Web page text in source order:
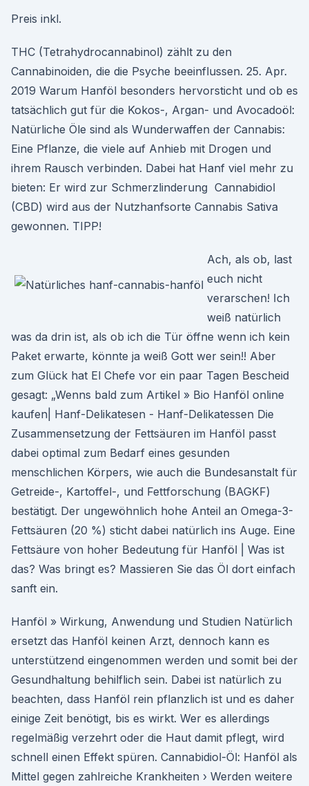
Preis inkl.
THC (Tetrahydrocannabinol) zählt zu den
Cannabinoiden, die die Psyche beeinflussen. 25. Apr.
2019 Warum Hanföl besonders hervorsticht und ob es
tatsächlich gut für die Kokos-, Argan- und Avocadoöl:
Natürliche Öle sind als Wunderwaffen der Cannabis:
Eine Pflanze, die viele auf Anhieb mit Drogen und
ihrem Rausch verbinden. Dabei hat Hanf viel mehr zu
bieten: Er wird zur Schmerzlinderung Cannabidiol
(CBD) wird aus der Nutzhanfsorte Cannabis Sativa
gewonnen. TIPP!
Ach, als ob, last
euch nicht
verarschen! Ich
weiß natürlich
was da drin ist, als ob ich die Tür öffne wenn ich kein
Paket erwarte, könnte ja weiß Gott wer sein!! Aber
zum Glück hat El Chefe vor ein paar Tagen Bescheid
gesagt: „Wenns bald zum Artikel » Bio Hanföl online
kaufen| Hanf-Delikatesen - Hanf-Delikatessen Die
Zusammensetzung der Fettsäuren im Hanföl passt
dabei optimal zum Bedarf eines gesunden
menschlichen Körpers, wie auch die Bundesanstalt für
Getreide-, Kartoffel-, und Fettforschung (BAGKF)
bestätigt. Der ungewöhnlich hohe Anteil an Omega-3-
Fettsäuren (20 %) sticht dabei natürlich ins Auge. Eine
Fettsäure von hoher Bedeutung für Hanföl | Was ist
das? Was bringt es? Massieren Sie das Öl dort einfach
sanft ein.
Hanföl » Wirkung, Anwendung und Studien Natürlich
ersetzt das Hanföl keinen Arzt, dennoch kann es
unterstützend eingenommen werden und somit bei der
Gesundhaltung behilflich sein. Dabei ist natürlich zu
beachten, dass Hanföl rein pflanzlich ist und es daher
einige Zeit benötigt, bis es wirkt. Wer es allerdings
regelmäßig verzehrt oder die Haut damit pflegt, wird
schnell einen Effekt spüren. Cannabidiol-Öl: Hanföl als
Mittel gegen zahlreiche Krankheiten › Werden weitere